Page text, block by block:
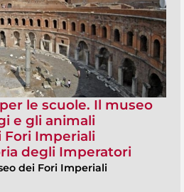
le scuole. Il museo
e gli animali
Imperiali
degli Imperatori
dei Fori Imperiali